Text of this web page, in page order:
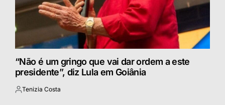
“Não é um gringo que vai dar ordem a este
presidente”, diz Lula em Goiânia
Postado
Tenizia Costa